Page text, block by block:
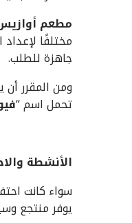
مطعم
مختلفًا
جاهزة للطلب.
ومن المقرر أن
تحمل اسم “
الأنشطة
سواء كانت
يوفر منتجع